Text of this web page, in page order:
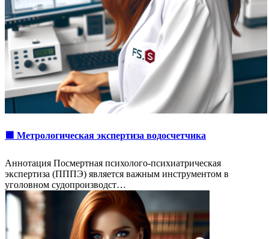
🟩 Метрологическая экспертиза водосчетчика
Аннотация Посмертная психолого-психиатрическая
экспертиза (ПППЭ) является важным инструментом в
уголовном судопроизводст…